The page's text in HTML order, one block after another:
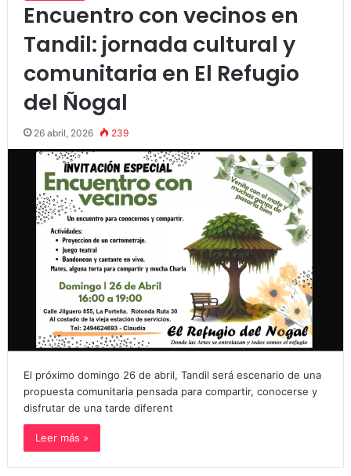
Encuentro con vecinos en
Tandil: jornada cultural y
comunitaria en El Refugio
del Ñogal
26 abril, 2026 239
El próximo domingo 26 de abril, Tandil será escenario de una
propuesta comunitaria pensada para compartir, conocerse y
disfrutar de una tarde diferent
Leer más »